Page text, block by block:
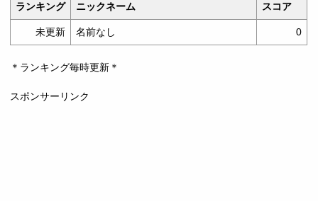
ランキング ニックネーム スコア
未更新 名前なし 0
＊ランキング毎時更新＊
スポンサーリンク